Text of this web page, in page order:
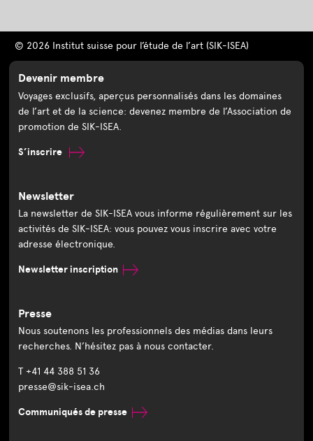
© 2026 Institut suisse pour l’étude de l’art (SIK-ISEA)
Devenir membre
Voyages exclusifs, aperçus personnalisés dans les domaines
de l’art et de la science: devenez membre de l’Association de
promotion de SIK-ISEA.
S’inscrire
Newsletter
La newsletter de SIK-ISEA vous informe régulièrement sur les
activités de SIK-ISEA: vous pouvez vous inscrire avec votre
adresse électronique.
Newsletter inscription
Presse
Nous soutenons les professionnels des médias dans leurs
recherches. N’hésitez pas à nous contacter.
T +41 44 388 51 36
presse@sik-isea.ch
Communiqués de presse